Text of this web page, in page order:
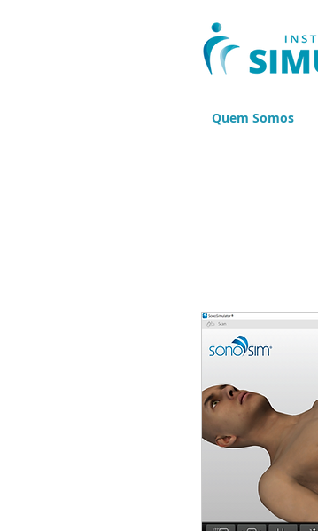
Quem Somos